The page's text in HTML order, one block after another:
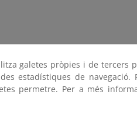
galetes pròpies i de tercers
estadístiques de navegació.
permetre. Per a més